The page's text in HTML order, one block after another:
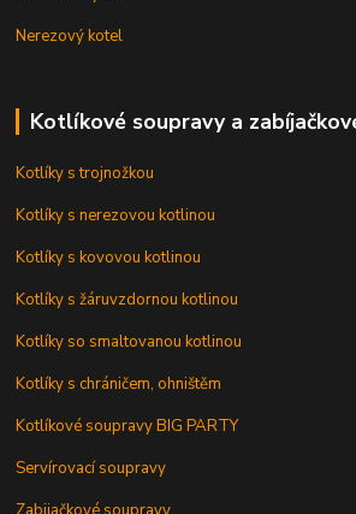
Nerezový kotel
Kotlíkové soupravy a
Kotlíky s trojnožkou
Kotlíky s nerezovou kotlinou
Kotlíky s kovovou kotlinou
Kotlíky s žáruvzdornou kotlinou
Kotlíky so smaltovanou kotlinou
Kotlíky s chráničem, ohništěm
Kotlíkové soupravy BIG PARTY
Servírovací soupravy